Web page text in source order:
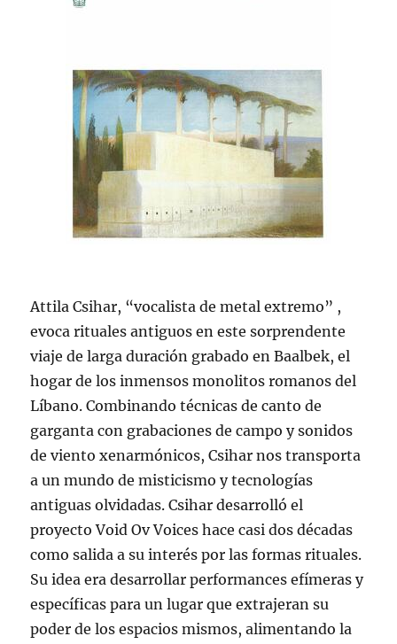
Attila Csihar, “vocalista de metal extremo” ,
evoca rituales antiguos en este sorprendente
viaje de larga duración grabado en Baalbek, el
hogar de los inmensos monolitos romanos del
Líbano. Combinando técnicas de canto de
garganta con grabaciones de campo y sonidos
de viento xenarmónicos, Csihar nos transporta
a un mundo de misticismo y tecnologías
antiguas olvidadas. Csihar desarrolló el
proyecto Void Ov Voices hace casi dos décadas
como salida a su interés por las formas rituales.
Su idea era desarrollar performances efímeras y
específicas para un lugar que extrajeran su
poder de los espacios mismos, alimentando la